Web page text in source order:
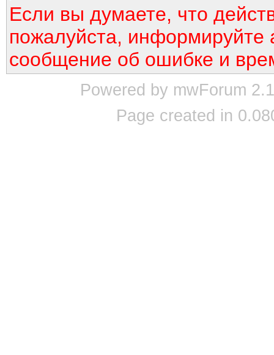
Если вы думаете, что
пожалуйста, информируйте
сообщение об ошибке и
Powered by mwForum
Page created in